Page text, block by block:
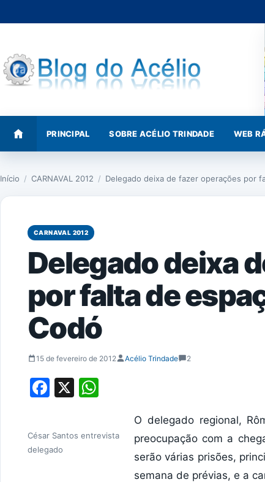
para
conteúdo
PRINCIPAL SOBRE ACÉLIO TRINDADE WEB
Início / CARNAVAL 2012 / Delegado deixa de fazer operações por
CARNAVAL 2012
Delegado deixa
por falta de
Codó
15 de fevereiro de 2012 Acélio Trindade 2
Facebook
X
César Santos entrevista
delegado
O delegado regional,
preocupação com a
serão várias prisões,
semana de prévias, e a